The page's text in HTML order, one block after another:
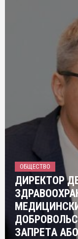
ОБЩЕСТВО
ДИРЕКТОР
ЗАПРЕТА